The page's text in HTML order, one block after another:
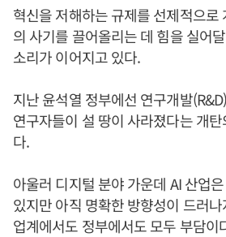
혁신을 저해하는 규제를 선제적으로
의 사기를 끌어올리는 데 힘을 실어
소리가 이어지고 있다.
지난 윤석열 정부에선 연구개발
연구자들이 설 땅이 사라졌다는 개
다.
아울러 디지털 분야 가운데 AI 산업
있지만 아직 명확한 방향성이 드러
업계에서도 정부에서도 모두 부담이